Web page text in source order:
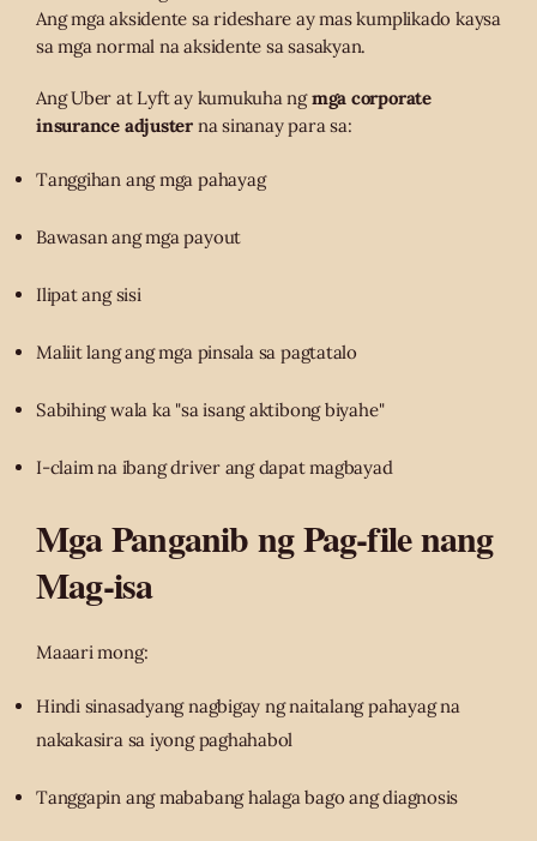
Ang mga aksidente sa rideshare ay mas kumplikado kaysa
sa mga normal na aksidente sa sasakyan.
Ang Uber at Lyft ay kumukuha ngmga corporate
insurance adjusterna sinanay para sa:
Tanggihan ang mga pahayag
Bawasan ang mga payout
Ilipat ang sisi
Maliit lang ang mga pinsala sa pagtatalo
Sabihing wala ka "sa isang aktibong biyahe"
I-claim na ibang driver ang dapat magbayad
Mga Panganib ng Pag-file nang
Mag-isa
Maaari mong:
Hindi sinasadyang nagbigay ng naitalang pahayag na
nakakasira sa iyong paghahabol
Tanggapin ang mababang halaga bago ang diagnosis